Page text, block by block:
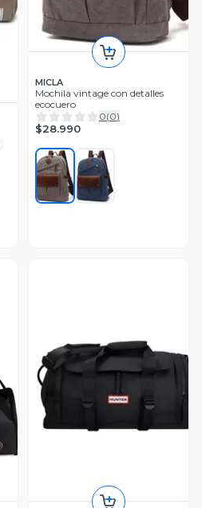
MICLA
Mochila vintage con detalles
ecocuero
0(0)
$28.990